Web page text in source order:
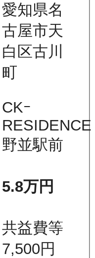
愛知県名
古屋市天
白区古川
町
CKｰ
RESIDENCE
野並駅前
5.8万円
共益費等
7,500円